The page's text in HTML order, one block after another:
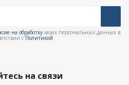
на обработку моих персональных данных в
сПолитикой
на связи